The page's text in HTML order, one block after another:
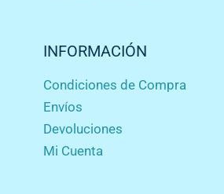
INFORMACIÓN
Condiciones de Compra
Envíos
Devoluciones
Mi Cuenta